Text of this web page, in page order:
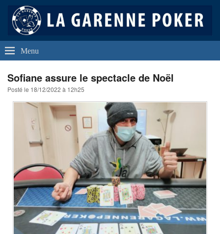
La Garenne Poker
Club de Poker de La Garenne Colombes (92250)
Menu
Sofiane assure le spectacle de Noël
Posté le 18/12/2022 à 12h25